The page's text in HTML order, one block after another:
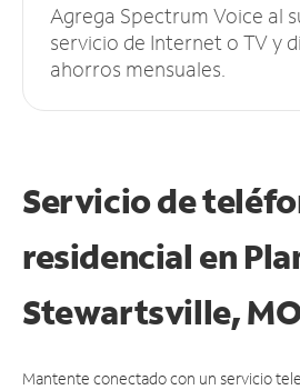
Agrega Spectrum Voice al
servicio de Internet o TV y
ahorros mensuales.
Servicio de
residencial en
Stewartsville,
Mantente conectado con un servicio